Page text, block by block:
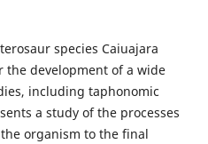
species Caiuajara
the development of a wide
including taphonomic
a study of the processes
organism to the final